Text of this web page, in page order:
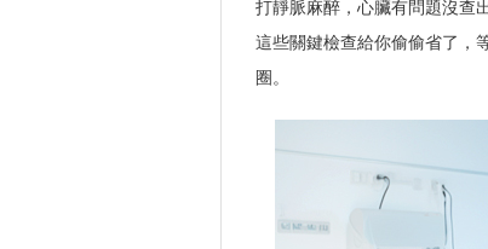
打靜脈麻醉，心臟有問題沒查
這些關鍵檢查給你偷偷省了，
圈。